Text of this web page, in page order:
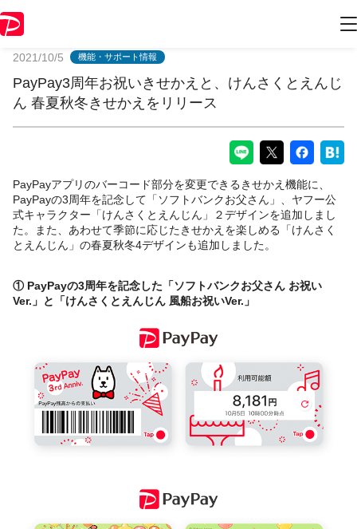
2021/10/5 機能・サポート情報
PayPay3周年お祝いきせかえと、けんさくとえんじ
ん 春夏秋冬きせかえをリリース
PayPayアプリのバーコード部分を変更できるきせかえ機能に、
PayPayの3周年を記念して「ソフトバンクお父さん」、ヤフー公
式キャラクター「けんさくとえんじん」２デザインを追加しまし
た。また、あわせて季節に応じたきせかえを楽しめる「けんさく
とえんじん」の春夏秋冬4デザインも追加しました。
① PayPayの3周年を記念した「ソフトバンクお父さん お祝い
Ver.」と「けんさくとえんじん 風船お祝いVer.」